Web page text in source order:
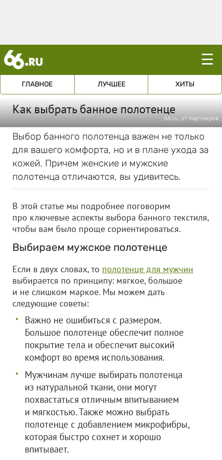
☰
ГЛАВНОЕ ЛУЧШЕЕ ХИТЫ
Как выбрать банное полотенце
66.ru, от партнеров
Выбор банного полотенца важен не только
для вашего комфорта, но и в плане ухода за
кожей. Причем женские и мужские
полотенца отличаются, вы удивитесь.
В этой статье мы подробнее поговорим
про ключевые аспекты выбора банного текстиля,
чтобы вам было проще сориентироваться.
Выбираем мужское полотенце
Если в двух словах, то полотенце для мужчин
выбирается по принципу: мягкое, большое
и не слишком маркое. Мы можем дать
следующие советы:
Важно не ошибиться с размером.
Большое полотенце обеспечит полное
покрытие тела и обеспечит высокий
комфорт во время использования.
Мужчинам лучше выбирать полотенца
из натуральной ткани, они могут
похвастаться отличным впитыванием
и мягкостью. Также можно выбрать
полотенце с добавлением микрофибры,
которая быстро сохнет и хорошо
впитывает.